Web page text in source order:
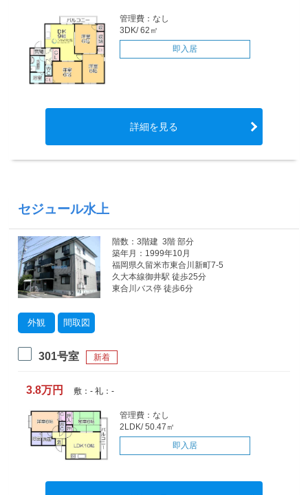
管理費：なし
3DK/ 62㎡
即入居
詳細を見る
セジュール水上
外観 間取図
階数：3階建 3階 部分
築年月：1999年10月
福岡県久留米市東合川新町7-5
久大本線御井駅 徒歩25分
東合川バス停 徒歩6分
301号室 新着
3.8万円 敷：- 礼：-
管理費：なし
2LDK/ 50.47㎡
即入居